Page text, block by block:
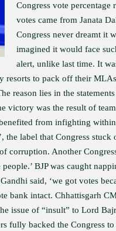
Congress vote
votes came from Janata
Congress never dreamt it
imagined it would face
alert, unlike last time. It
resorts to pack off their
reason lies in the
victory was the result of
from infighting within
the label that Congress
corruption. Another
BJP was caught
said, ‘we got votes
bank intact. Chhattisgarh
issue of “insult” to Lord
fully backed the Congress